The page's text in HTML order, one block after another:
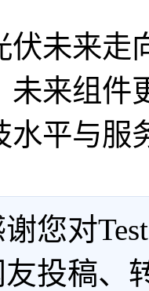
来走
未来组件
水平与服
您对
投稿、